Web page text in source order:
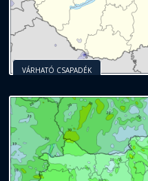
VÁRHATÓ CSAPADÉK